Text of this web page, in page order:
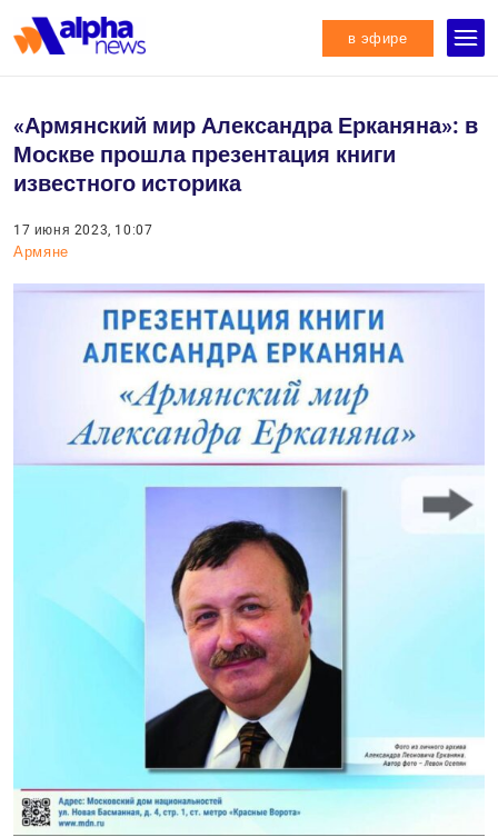
в эфире
«Армянский мир Александра Ерканяна»: в
Москве прошла презентация книги
известного историка
17 июня 2023, 10:07
Армяне